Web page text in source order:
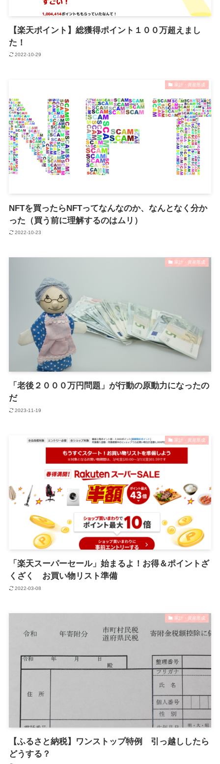
【楽天ポイント】総獲得ポイント１００万超えまし
た！
2022-10-29
家計・資産形成
NFTを買ったらNFTってなんなのか、なんとなく分か
った（買う前に理解するのはムリ）
2022-10-23
家計・資産形成
「老後２０００万円問題」が行動の原動力になったの
だ
2023-11-19
家計・資産形成
「楽天スーパーセール」始まるよ！お得＆ポイントざ
くざく お買い物リスト準備
2022-03-08
家計・資産形成
【ふるさと納税】ワンストップ特例 引っ越ししたら
どうする？